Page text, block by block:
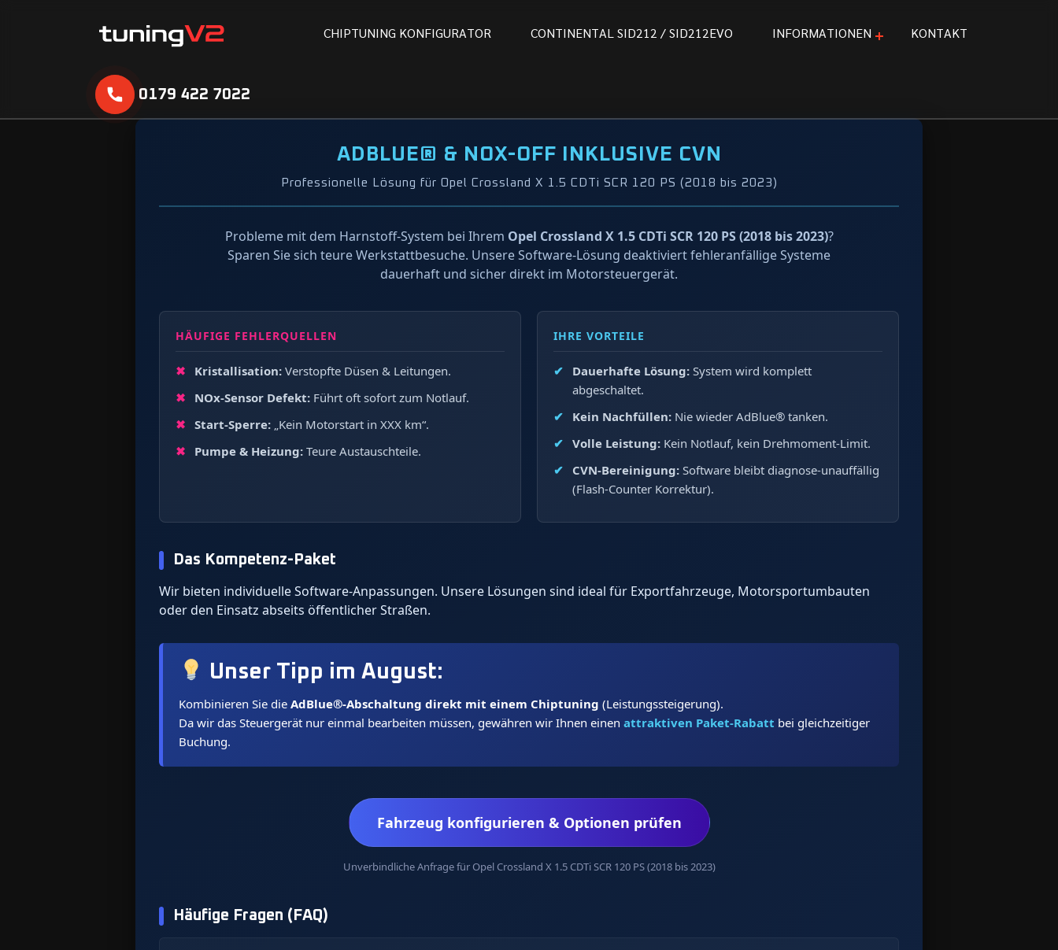
CHIPTUNING KONFIGURATOR CONTINENTAL SID21 2 / SID21 2EVO INFORMATIONEN KONTAKT
0179 422 7022
ADBLUE® & NOX-OFF INKLUSIVE CVN
Professionelle Lösung für Opel Crossland X 1.5 CDTi SCR 120 PS (2018 bis 2023)
Probleme mit dem Harnstoff-System bei Ihrem Opel Crossland X 1.5 CDTi SCR 120 PS (2018 bis 2023)?
Sparen Sie sich teure Werkstattbesuche. Unsere Software-Lösung deaktiviert fehleranfällige Systeme
dauerhaft und sicher direkt im Motorsteuergerät.
HÄUFIGE FEHLERQUELLEN
Kristallisation: Verstopfte Düsen & Leitungen.
NOx-Sensor Defekt: Führt oft sofort zum Notlauf.
Start-Sperre: „Kein Motorstart in XXX km“.
Pumpe & Heizung: Teure Austauschteile.
IHRE VORTEILE
Dauerhafte Lösung: System wird komplett
abgeschaltet.
Kein Nachfüllen: Nie wieder AdBlue® tanken.
Volle Leistung: Kein Notlauf, kein Drehmoment-Limit.
CVN-Bereinigung: Software bleibt diagnose-unauffällig
(Flash-Counter Korrektur).
Das Kompetenz-Paket
Wir bieten individuelle Software-Anpassungen. Unsere Lösungen sind ideal für Exportfahrzeuge, Motorsportumbauten
oder den Einsatz abseits öffentlicher Straßen.
Unser Tipp im August:
Kombinieren Sie die AdBlue®-Abschaltung direkt mit einem Chiptuning (Leistungssteigerung).
Da wir das Steuergerät nur einmal bearbeiten müssen, gewähren wir Ihnen einen attraktiven Paket-Rabatt bei gleichzeitiger
Buchung.
Fahrzeug konfigurieren & Optionen prüfen
Unverbindliche Anfrage für Opel Crossland X 1.5 CDTi SCR 120 PS (2018 bis 2023)
Häufige Fragen (FAQ)